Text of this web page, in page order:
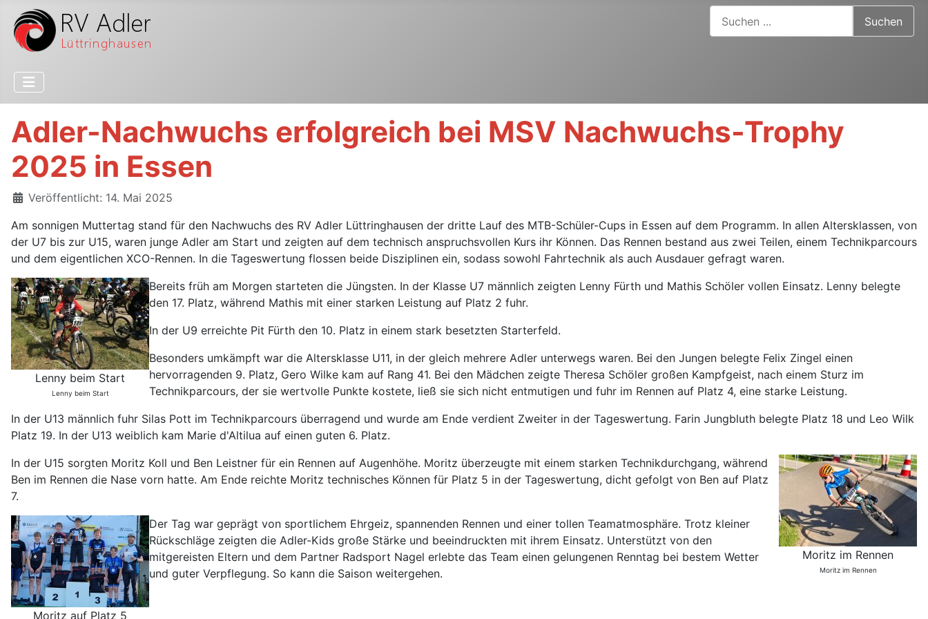
Suchen ...
Suchen
Adler-Nachwuchs erfolgreich bei MSV Nachwuchs-Trophy
2025 in Essen
Details
Veröffentlicht: 14. Mai 2025
Am sonnigen Muttertag stand für den Nachwuchs des RV Adler Lüttringhausen der dritte Lauf des MTB-Schüler-Cups in Essen auf dem Programm. In allen Altersklassen, von
der U7 bis zur U15, waren junge Adler am Start und zeigten auf dem technisch anspruchsvollen Kurs ihr Können. Das Rennen bestand aus zwei Teilen, einem Technikparcours
und dem eigentlichen XCO-Rennen. In die Tageswertung flossen beide Disziplinen ein, sodass sowohl Fahrtechnik als auch Ausdauer gefragt waren.
Lenny beim Start
Lenny beim Start
Bereits früh am Morgen starteten die Jüngsten. In der Klasse U7 männlich zeigten Lenny Fürth und Mathis Schöler vollen Einsatz. Lenny belegte
den 17. Platz, während Mathis mit einer starken Leistung auf Platz 2 fuhr.
In der U9 erreichte Pit Fürth den 10. Platz in einem stark besetzten Starterfeld.
Besonders umkämpft war die Altersklasse U11, in der gleich mehrere Adler unterwegs waren. Bei den Jungen belegte Felix Zingel einen
hervorragenden 9. Platz, Gero Wilke kam auf Rang 41. Bei den Mädchen zeigte Theresa Schöler großen Kampfgeist, nach einem Sturz im
Technikparcours, der sie wertvolle Punkte kostete, ließ sie sich nicht entmutigen und fuhr im Rennen auf Platz 4, eine starke Leistung.
In der U13 männlich fuhr Silas Pott im Technikparcours überragend und wurde am Ende verdient Zweiter in der Tageswertung. Farin Jungbluth belegte Platz 18 und Leo Wilk
Platz 19. In der U13 weiblich kam Marie d'Altilua auf einen guten 6. Platz.
Moritz im Rennen
Moritz im Rennen
In der U15 sorgten Moritz Koll und Ben Leistner für ein Rennen auf Augenhöhe. Moritz überzeugte mit einem starken Technikdurchgang, während
Ben im Rennen die Nase vorn hatte. Am Ende reichte Moritz technisches Können für Platz 5 in der Tageswertung, dicht gefolgt von Ben auf Platz
7.
Moritz auf Platz 5
Der Tag war geprägt von sportlichem Ehrgeiz, spannenden Rennen und einer tollen Teamatmosphäre. Trotz kleiner
Rückschläge zeigten die Adler-Kids große Stärke und beeindruckten mit ihrem Einsatz. Unterstützt von den
mitgereisten Eltern und dem Partner Radsport Nagel erlebte das Team einen gelungenen Renntag bei bestem Wetter
und guter Verpflegung. So kann die Saison weitergehen.